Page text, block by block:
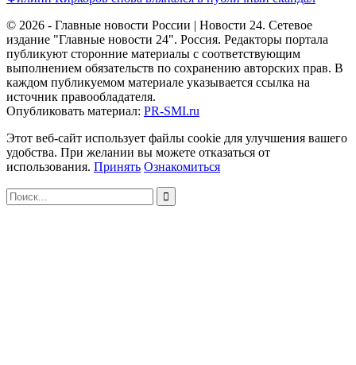
© 2026 - Главные новости России | Новости 24. Сетевое
издание "Главные новости 24". Россия. Редакторы портала
публикуют сторонние материалы с соответствующим
выполнением обязательств по сохранению авторских прав. В
каждом публикуемом материале указывается ссылка на
источник правообладателя.
Опубликовать материал: PR-SMI.ru
Этот веб-сайт использует файлы cookie для улучшения вашего
удобства. При желании вы можете отказаться от
использования. Принять Ознакомиться